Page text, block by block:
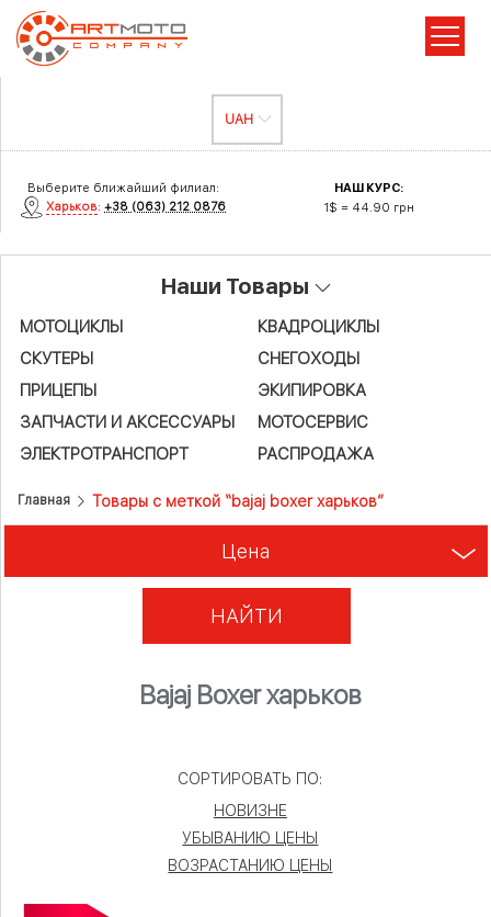
Выберите ближайший филиал:
Харьков:+38 (063) 212 0876
НАШ КУРС:
1$ = 44.90 грн
Наши Товары
МОТОЦИКЛЫ
КВАДРОЦИКЛЫ
СКУТЕРЫ
СНЕГОХОДЫ
ПРИЦЕПЫ
ЭКИПИРОВКА
ЗАПЧАСТИ И АКСЕСCУАРЫ
МОТОСЕРВИС
ЭЛЕКТРОТРАНСПОРТ
РАСПРОДАЖА
Главная Товары с меткой “bajaj boxer харьков”
Цена
НАЙТИ
Bajaj Boxer харьков
СОРТИРОВАТЬ ПО:
НОВИЗНЕ
УБЫВАНИЮ ЦЕНЫ
ВОЗРАСТАНИЮ ЦЕНЫ